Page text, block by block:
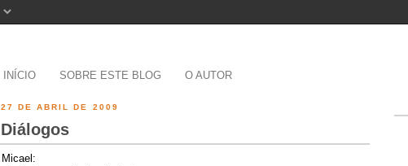
INÍCIO SOBRE ESTE BLOG O AUTOR
27 DE ABRIL DE 2009
Diálogos
Micael: